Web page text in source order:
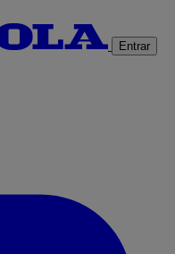
Entrar